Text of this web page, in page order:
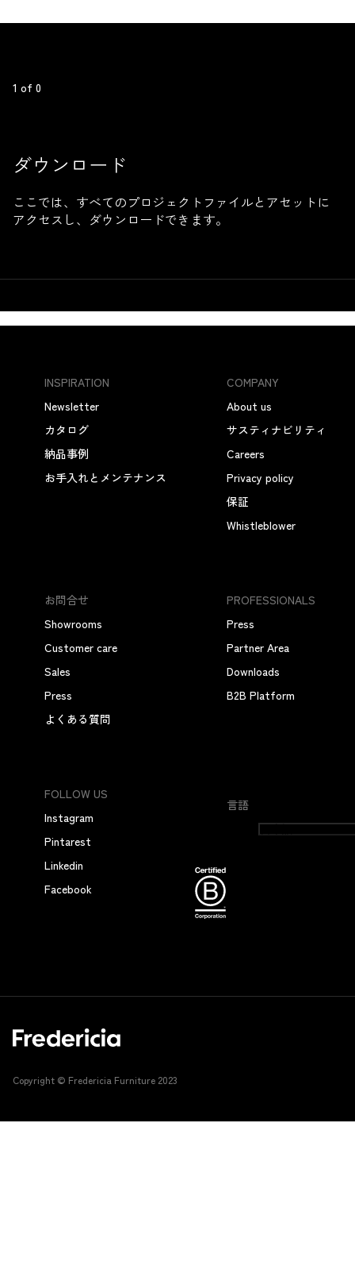
1 of 0
ダウンロード
ここでは、すべてのプロジェクトファイルとアセットに
アクセスし、ダウンロードできます。
INSPIRATION
Newsletter
カタログ
納品事例
お手入れとメンテナンス
COMPANY
About us
サスティナビリティ
Careers
Privacy policy
保証
Whistleblower
お問合せ
Showrooms
Customer care
Sales
Press
よくある質問
PROFESSIONALS
Press
Partner Area
Downloads
B2B Platform
FOLLOW US
Instagram
Pintarest
Linkedin
Facebook
言語
日本語
Copyright © Fredericia Furniture 2023